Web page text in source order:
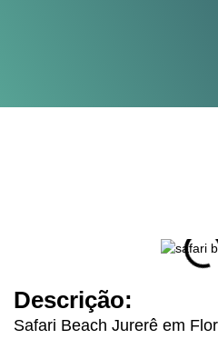
Descrição:
Safari Beach Jurerê em